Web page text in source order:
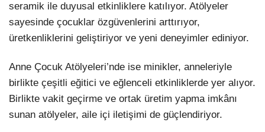
seramik ile duyusal etkinliklere katılıyor. Atölyeler
sayesinde çocuklar özgüvenlerini arttırıyor,
üretkenliklerini geliştiriyor ve yeni deneyimler ediniyor.
Anne Çocuk Atölyeleri’nde ise minikler, anneleriyle
birlikte çeşitli eğitici ve eğlenceli etkinliklerde yer alıyor.
Birlikte vakit geçirme ve ortak üretim yapma imkânı
sunan atölyeler, aile içi iletişimi de güçlendiriyor.